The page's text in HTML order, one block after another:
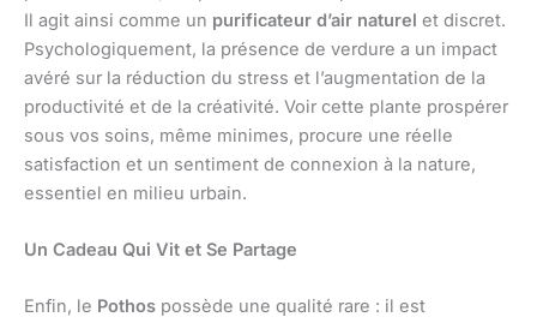
Il agit ainsi comme un purificateur d’air naturel et discret.
Psychologiquement, la présence de verdure a un impact
avéré sur la réduction du stress et l’augmentation de la
productivité et de la créativité. Voir cette plante prospérer
sous vos soins, même minimes, procure une réelle
satisfaction et un sentiment de connexion à la nature,
essentiel en milieu urbain.
Un Cadeau Qui Vit et Se Partage
Enfin, le Pothos possède une qualité rare : il est